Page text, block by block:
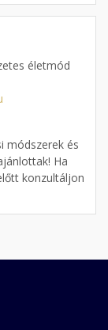
életmód
módszerek és
Ha
konzultáljon